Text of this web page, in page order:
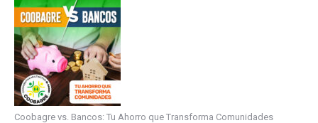
Coobagre vs. Bancos: Tu Ahorro que Transforma Comunidades